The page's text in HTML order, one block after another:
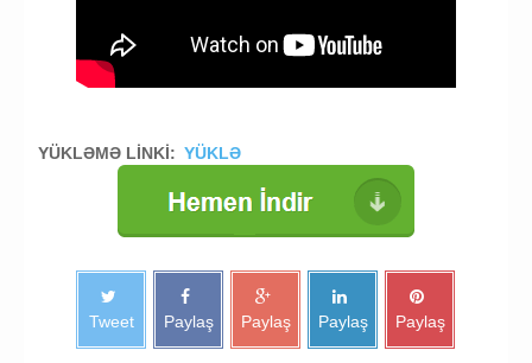
YÜKLƏMƏ LİNKİ: YÜKLƏ
Tweet Paylaş Paylaş Paylaş Paylaş